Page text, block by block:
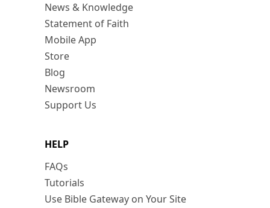
News & Knowledge
Statement of Faith
Mobile App
Store
Blog
Newsroom
Support Us
HELP
FAQs
Tutorials
Use Bible Gateway on Your Site